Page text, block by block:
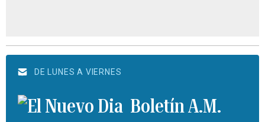
DE LUNES A VIERNES
Boletín A.M.